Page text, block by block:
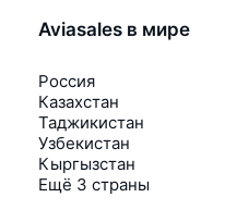
Aviasales в мире
Россия
Казахстан
Таджикистан
Узбекистан
Кыргызстан
Ещё 3 страны